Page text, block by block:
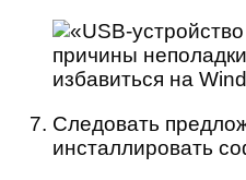
Следовать
инсталлировать